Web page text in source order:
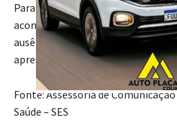
Para que as crianças sejam
acompanhadas dos pais e/ou
ausência, a vacinação pode ser
apresentação de um termo de
Fonte: Assessoria de
Saúde – SES